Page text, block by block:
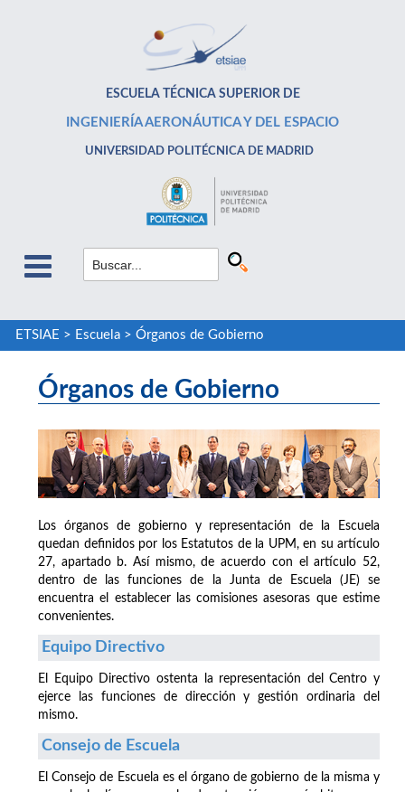
ESCUELA TÉCNICA SUPERIOR DE
INGENIERÍA AERONÁUTICA Y DEL ESPACIO
UNIVERSIDAD POLITÉCNICA DE MADRID
ETSIAE > Escuela> Órganos de Gobierno
Órganos de Gobierno
Los órganos de gobierno y representación de la Escuela
quedan definidos por los Estatutos de la UPM, en su artículo
27, apartado b. Así mismo, de acuerdo con el artículo 52,
dentro de las funciones de la Junta de Escuela (JE) se
encuentra el establecer las comisiones asesoras que estime
convenientes.
Equipo Directivo
El Equipo Directivo ostenta la representación del Centro y
ejerce las funciones de dirección y gestión ordinaria del
mismo.
Consejo de Escuela
El Consejo de Escuela es el órgano de gobierno de la misma y